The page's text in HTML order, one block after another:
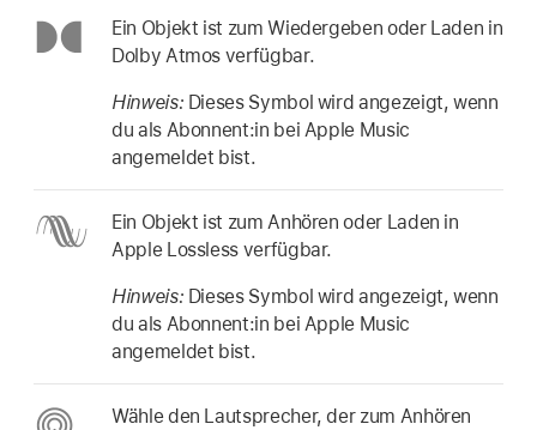
Ein Objekt ist zum Wiedergeben oder Laden in
Dolby Atmos verfügbar.
Hinweis: Dieses Symbol wird angezeigt, wenn
du als Abonnent:in bei Apple Music
angemeldet bist.
Ein Objekt ist zum Anhören oder Laden in
Apple Lossless verfügbar.
Hinweis: Dieses Symbol wird angezeigt, wenn
du als Abonnent:in bei Apple Music
angemeldet bist.
Wähle den Lautsprecher, der zum Anhören